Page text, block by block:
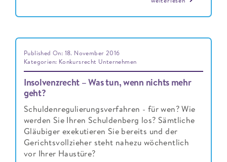
Published On: 18. November 2016
Kategorien: Konkursrecht Unternehmen
Insolvenzrecht – Was tun, wenn nichts mehr
geht?
Schuldenregulierungsverfahren - für wen? Wie
werden Sie Ihren Schuldenberg los? Sämtliche
Gläubiger exekutieren Sie bereits und der
Gerichtsvollzieher steht nahezu wöchentlich
vor Ihrer Haustüre?